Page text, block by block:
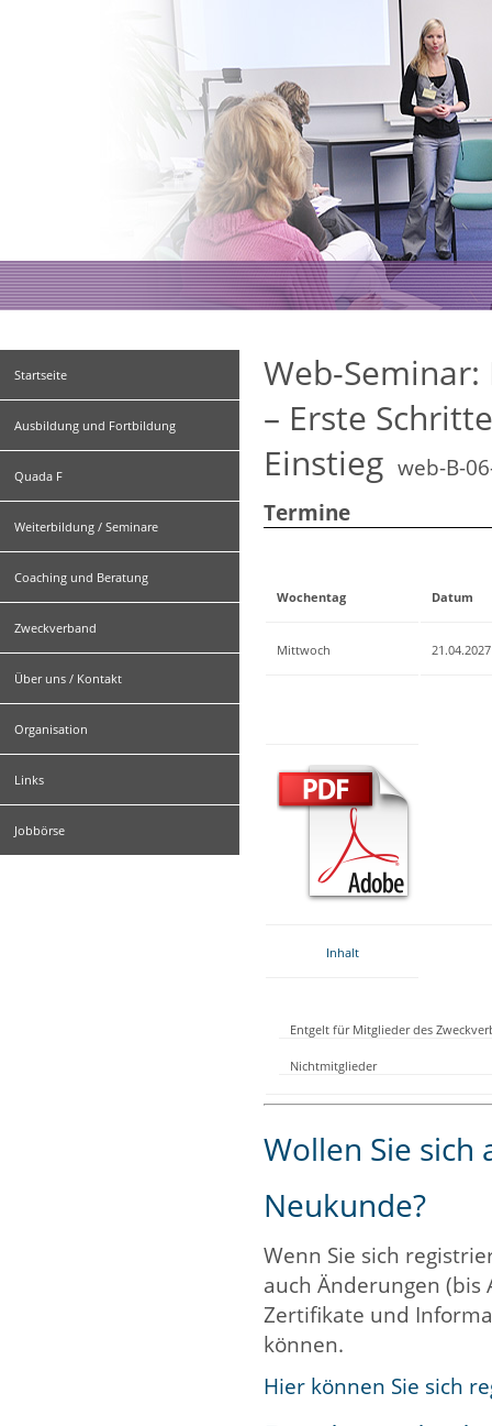
Startseite
Ausbildung und Fortbildung
Quada F
Weiterbildung / Seminare
Coaching und Beratung
Zweckverband
Über uns / Kontakt
Organisation
Links
Jobbörse
Web-
– Erste
Einstieg web-B-
Termine
Wochentag Datum
Mittwoch 21.04.2027
Inhalt
Entgelt für Mitglieder des
Nichtmitglieder
Wollen Sie sich
Neukunde?
Wenn Sie sich
auch Änderungen
Zertifikate und
können.
Hier können Sie sich